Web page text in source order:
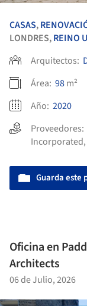
CASAS,
LONDRES,REINO
Arquitectos:
Área: 98m²
Año: 2020
Proveedores:
Incorporated,
Guarda este
Oficina en
Architects
06 de Julio, 2026